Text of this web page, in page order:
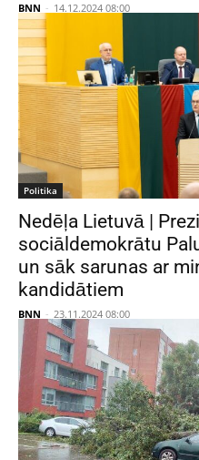
BNN - 14.12.2024 08:00
Politika
Nedēļa Lietuvā |
sociāldemokrātu
un sāk sarunas ar
kandidātiem
BNN - 23.11.2024 08:00